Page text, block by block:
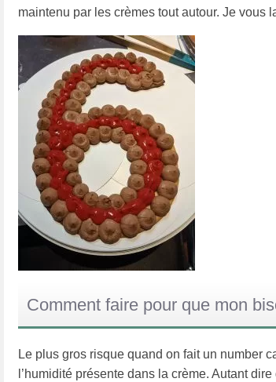
maintenu par les crèmes tout autour. Je vous
Comment faire pour que mon
Le plus gros risque quand on fait un number
l’humidité présente dans la crème. Autant